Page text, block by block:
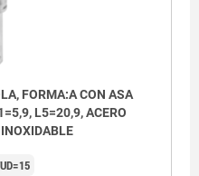
FORMA:A CON ASA
L5=20,9, ACERO